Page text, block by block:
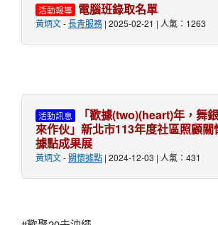
活動報導 電腦班錄取名單
黃炳文-長青服務 | 2025-02-21 | 人氣：1263
活動訊息
「歡據(two)(heart)年，舞銀
來作伙」新北市113年度社區照顧關
據點成果展
黃炳文- 關懷據點 | 2024-12-03 | 人氣：431